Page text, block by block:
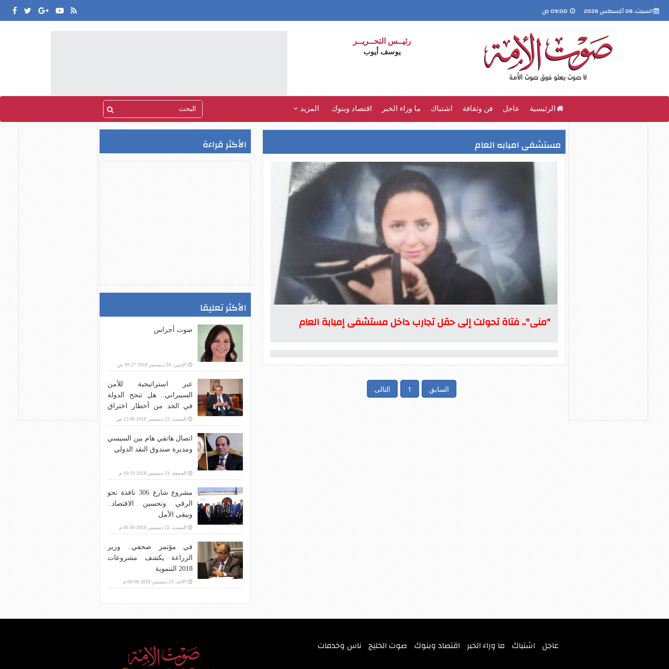
السبت، 08 أغسطس 2026
رئيــس التحــريــر
يوسف أيوب
الرئيسية عاجل فن وثقافة اشتباك ما وراء الخبر اقتصاد وبنوك المزيد
مستشفى امبابه العام
"منى".. فتاة تحولت إلى حقل تجارب داخل مستشفى إمبابة العام
السابق 1 التالى
الأكثر قراءة
الأكثر تعليقا
صوت أجراس
الإثنين، 24 ديسمبر 2018 09:27 ص
عبر استراتيجية للأمن
السيبراني.. هل تنجح الدولة
في الحد من أخطار اختراق
بنية الاتصالات؟
السبت، 22 ديسمبر 2018 12:00 ص
اتصال هاتفي هام بين السيسي
ومديرة صندوق النقد الدولي
الجمعة، 21 ديسمبر 2018 10:19 م
مشروع شارع 306 نافذة نحو
الرقي وتحسين الاقتصاد..
ويبقى الأمل
السبت، 22 ديسمبر 2018 01:00 م
في مؤتمر صحفي.. وزير
الزراعة يكشف مشروعات
2018 التنموية
الأحد، 23 ديسمبر 2018 06:00 م
عاجل اشتباك ما وراء الخبر اقتصاد وبنوك صوت الخليج ناس وخدمات